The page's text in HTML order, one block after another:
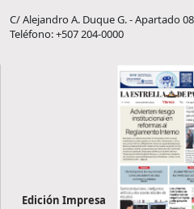
C/ Alejandro A. Duque G. - Apartado
Teléfono: +507 204-0000
Edición Impresa